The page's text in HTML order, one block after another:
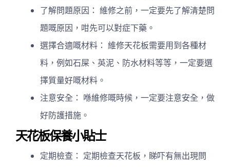
了解問題原因： 維修之前，一定要先了解清楚問
題嘅原因，咁先可以對症下藥。
選擇合適嘅材料： 維修天花板需要用到各種材
料，例如石屎、英泥、防水材料等等，一定要選
擇質量好嘅材料。
注意安全： 喺維修嘅時候，一定要注意安全，做
好防護措施。
天花板保養小貼士
定期檢查： 定期檢查天花板，睇吓有無出現問